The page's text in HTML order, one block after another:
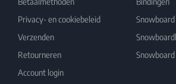
Privacy- en cookiebeleid
Verzenden
Retourneren
Account login